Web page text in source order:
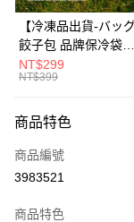
Google Pay
貨到付款
本島冷凍／宅配有運費
每筆NT$200，滿
本島冷凍／宅配免運費
免運費
【冷凍品出貨-バッ
餃子包 品牌保冷袋】
🍃環保水性油墨無毒
選❌不含重金屬與甲醛
的高品質保冷袋✨設計
強耐磨損💪外出採買
露營野餐萬用袋👜
NT$299
NT$399
商品特色
商品編號
3983521
商品特色